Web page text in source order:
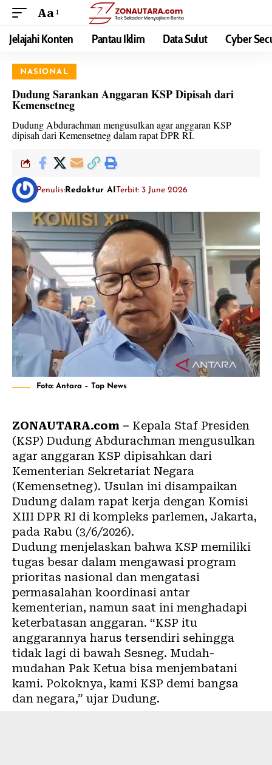
Aa
Jelajahi Konten Pantau Iklim Data Sulut Cyber
NASIONAL
Dudung Sarankan Anggaran KSP Dipisah dari
Kemensetneg
Dudung Abdurachman mengusulkan agar anggaran KSP
dipisah dari Kemensetneg dalam rapat DPR RI.
Penulis: Redaktur AITerbit: 3 June 2026
Foto: Antara – Top News
ZONAUTARA.com – Kepala Staf Presiden
(KSP) Dudung Abdurachman mengusulkan
agar anggaran KSP dipisahkan dari
Kementerian Sekretariat Negara
(Kemensetneg). Usulan ini disampaikan
Dudung dalam rapat kerja dengan Komisi
XIII DPR RI di kompleks parlemen, Jakarta,
pada Rabu (3/6/2026).
Dudung menjelaskan bahwa KSP memiliki
tugas besar dalam mengawasi program
prioritas nasional dan mengatasi
permasalahan koordinasi antar
kementerian, namun saat ini menghadapi
keterbatasan anggaran. “KSP itu
anggarannya harus tersendiri sehingga
tidak lagi di bawah Sesneg. Mudah-
mudahan Pak Ketua bisa menjembatani
kami. Pokoknya, kami KSP demi bangsa
dan negara,” ujar Dudung.